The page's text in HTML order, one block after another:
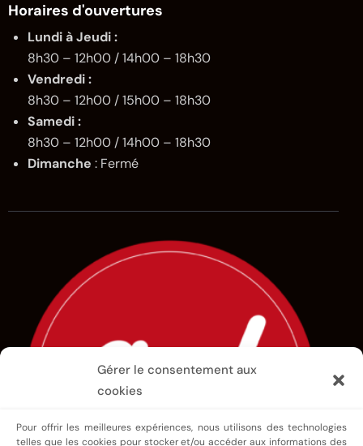
Gérer le consentement aux
cookies
Pour offrir les meilleures expériences, nous utilisons des technologies
telles que les cookies pour stocker et/ou accéder aux informations des
Horaires d'ouvertures
Lundi à Jeudi :
8h30 – 12h00 / 14h00 – 18h30
Vendredi :
8h30 – 12h00 / 15h00 – 18h30
Samedi :
8h30 – 12h00 / 14h00 – 18h30
Dimanche : Fermé